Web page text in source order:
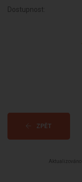
Dostupnost:
ZPĚT
Aktualizováno